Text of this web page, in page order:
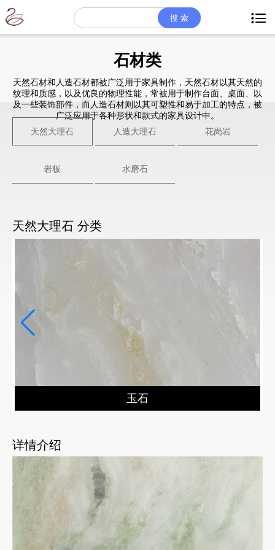

石材类
天然石材和人造石材都被广泛用于家具制作，天然石材以其天然的
纹理和质感，以及优良的物理性能，常被用于制作台面、桌面、以
及一些装饰部件，而人造石材则以其可塑性和易于加工的特点，被
广泛应用于各种形状和款式的家具设计中。
天然大理石
人造大理石 花岗岩
岩板 水磨石
天然大理石 分类
玉石
详情介绍